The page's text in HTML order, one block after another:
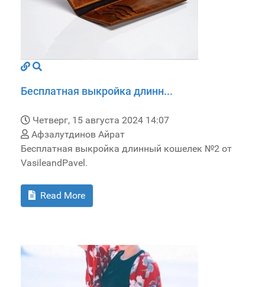
Бесплатная выкройка длинн...
Четверг, 15 августа 2024 14:07
Афзалутдинов Айрат
Бесплатная выкройка длинный кошелек №2 от
VasileandPavel.
Read More